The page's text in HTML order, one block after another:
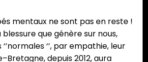
mentaux ne sont pas en reste !
que génère sur nous,
‘’, par empathie, leur
depuis 2012, aura